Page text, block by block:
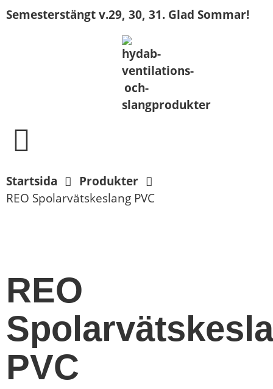
Semesterstängt v.29, 30, 31. Glad Sommar!
Startsida
Produkter
REO Spolarvätskeslang PVC
REO
PVC